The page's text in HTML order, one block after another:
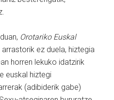
Orotariko Euskal
arrastorik ez duela, hiztegia
horren lekuko idatzirik
euskal hiztegi
(adibiderik gabe)